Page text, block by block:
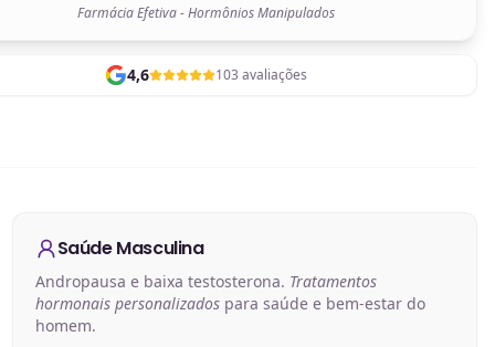
Farmácia Efetiva - Hormônios Manipulados
4,6 103 avaliações
Saúde Masculina
Andropausa e baixa testosterona. Tratamentos
hormonais personalizadospara saúde e bem-estar do
homem.